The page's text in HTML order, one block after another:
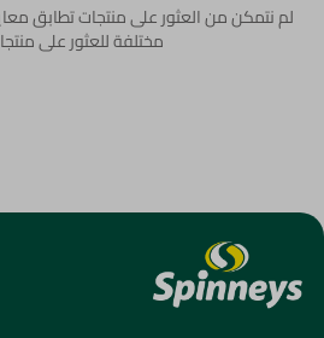
لم نتمكن من العثور على منتجات تطابق
مختلفة للعثور على